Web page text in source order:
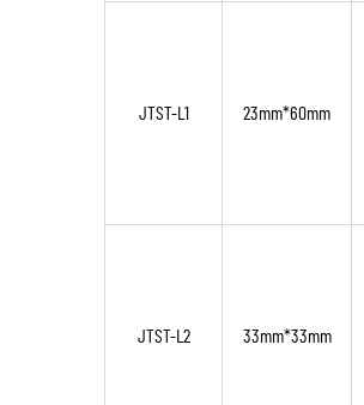
JTST-L1 23mm*60mm
JTST-L2 33mm*33mm